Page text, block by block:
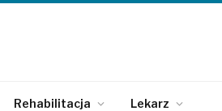
Rehabilitacja Lekarz